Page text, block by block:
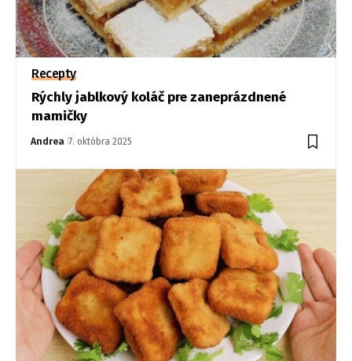
Recepty
Rýchly jablkový koláč pre zaneprázdnené
mamičky
Andrea 7. októbra 2025